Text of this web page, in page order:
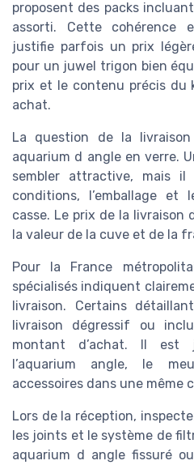
proposent des packs
assorti. Cette cohérence
justifie parfois un prix
pour un juwel trigon bien
prix et le contenu précis du
achat.
La question de la
aquarium d angle en verre.
sembler attractive, mais
conditions, l’emballage
casse. Le prix de la livraison
la valeur de la cuve et de la
Pour la France
spécialisés indiquent
livraison. Certains
livraison dégressif ou
montant d’achat. Il est
l’aquarium angle, le
accessoires dans une même
Lors de la réception,
les joints et le système de
aquarium d angle fissuré